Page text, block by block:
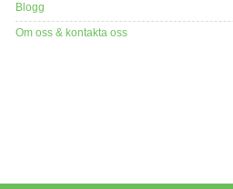
Blogg
Om oss & kontakta oss